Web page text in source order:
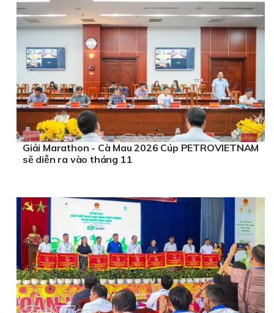
Giải Marathon - Cà Mau 2026 Cúp PETROVIETNAM
sẽ diễn ra vào tháng 11